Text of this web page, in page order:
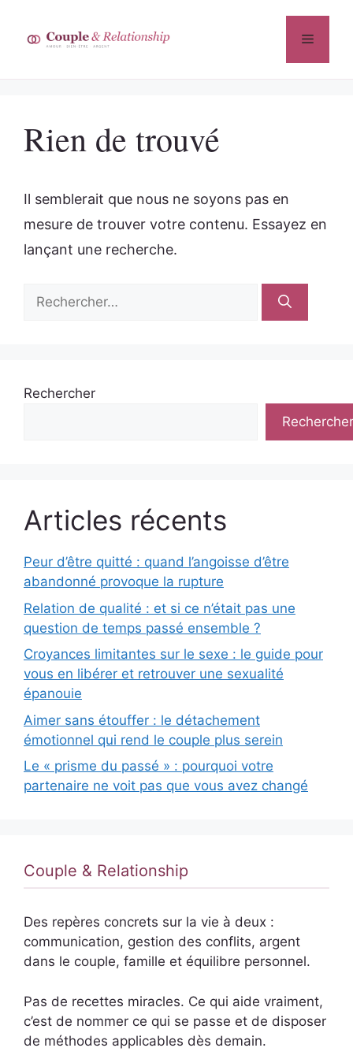
contenu
Menu
Rien de trouvé
Il semblerait que nous ne soyons pas en
mesure de trouver votre contenu. Essayez en
lançant une recherche.
Rechercher :
Rechercher
Rechercher
Articles récents
Peur d’être quitté : quand l’angoisse d’être
abandonné provoque la rupture
Relation de qualité : et si ce n’était pas une
question de temps passé ensemble ?
Croyances limitantes sur le sexe : le guide pour
vous en libérer et retrouver une sexualité
épanouie
Aimer sans étouffer : le détachement
émotionnel qui rend le couple plus serein
Le « prisme du passé » : pourquoi votre
partenaire ne voit pas que vous avez changé
Couple & Relationship
Des repères concrets sur la vie à deux :
communication, gestion des conflits, argent
dans le couple, famille et équilibre personnel.
Pas de recettes miracles. Ce qui aide vraiment,
c’est de nommer ce qui se passe et de disposer
de méthodes applicables dès demain.